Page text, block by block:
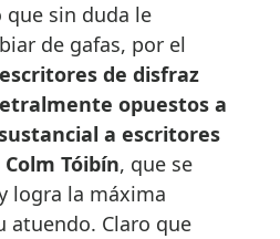
que sin duda le
de gafas, por el
de disfraz
opuestos a
a escritores
Tóibín, que se
logra la máxima
atuendo. Claro que